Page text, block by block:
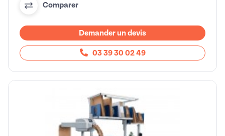
Comparer
Demander un devis
03 39 30 02 49